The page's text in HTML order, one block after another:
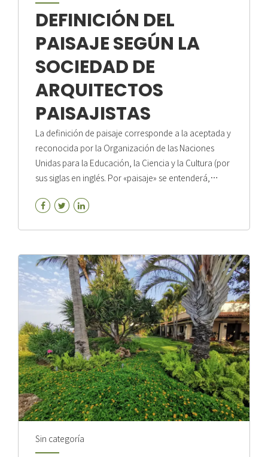
DEFINICIÓN DEL
PAISAJE SEGÚN LA
SOCIEDAD DE
ARQUITECTOS
PAISAJISTAS
La definición de paisaje corresponde a la aceptada y
reconocida por la Organización de las Naciones
Unidas para la Educación, la Ciencia y la Cultura (por
sus siglas en inglés. Por «paisaje» se entenderá,
población, cuyo carácter sea el resultado de la
interés los que, al integrar el ambiente natural y las
manifestaciones humanas, sociales y culturales, se
constituye en un factor de calidad de vida, fuente de
armonía y placer estético. Principios...
Sin categoría